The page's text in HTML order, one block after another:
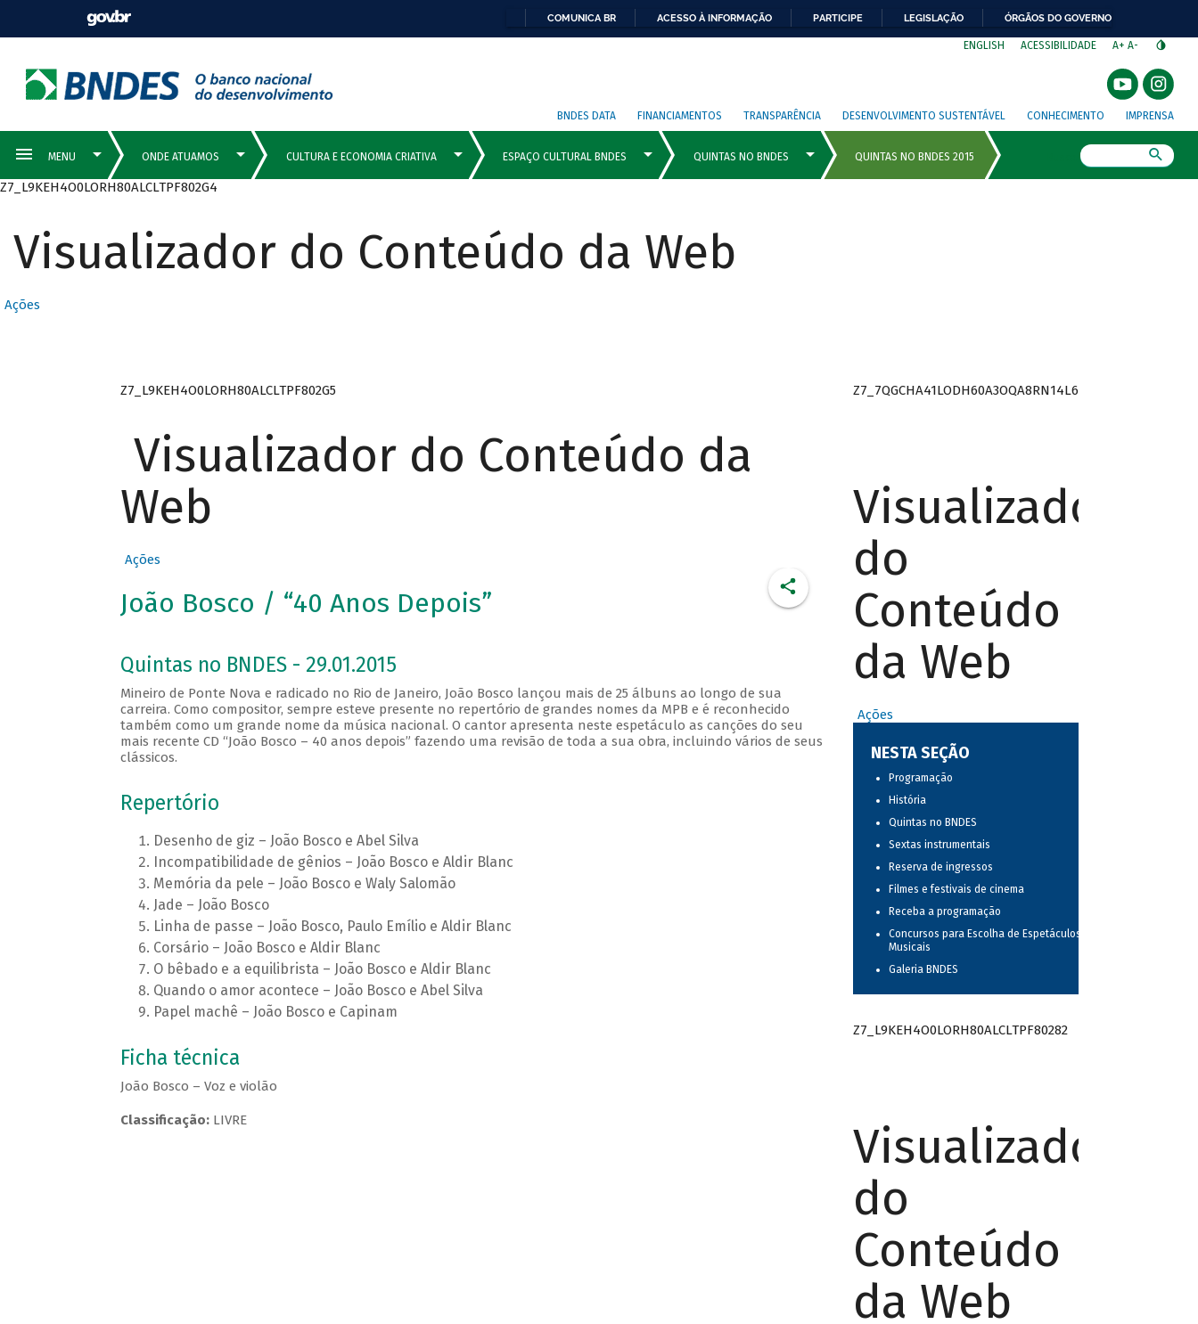
COMUNICA BR ACESSO À INFORMAÇÃO PARTICIPE LEGISLAÇÃO ÓRGÃOS DO GOVERNO
ENGLISH ACESSIBILIDADE A+ A-
BNDES DATA FINANCIAMENTOS TRANSPARÊNCIA DESENVOLVIMENTO SUSTENTÁVEL CONHECIMENTO IMPRENSA
Z7_L9KEH4O0LORH80ALCLTPF802G4
Visualizador do Conteúdo da Web
Ações
Z7_L9KEH4O0LORH80ALCLTPF802G5
Visualizador do Conteúdo da
Web
Ações
João Bosco / “40 Anos Depois”
Quintas no BNDES - 29.01.2015
Mineiro de Ponte Nova e radicado no Rio de Janeiro, João Bosco lançou mais de 25 álbuns ao longo de sua
carreira. Como compositor, sempre esteve presente no repertório de grandes nomes da MPB e é reconhecido
também como um grande nome da música nacional. O cantor apresenta neste espetáculo as canções do seu
mais recente CD “João Bosco – 40 anos depois” fazendo uma revisão de toda a sua obra, incluindo vários de seus
clássicos.
Repertório
Desenho de giz – João Bosco e Abel Silva
Incompatibilidade de gênios – João Bosco e Aldir Blanc
Memória da pele – João Bosco e Waly Salomão
Jade – João Bosco
Linha de passe – João Bosco, Paulo Emílio e Aldir Blanc
Corsário – João Bosco e Aldir Blanc
O bêbado e a equilibrista – João Bosco e Aldir Blanc
Quando o amor acontece – João Bosco e Abel Silva
Papel machê – João Bosco e Capinam
Ficha técnica
João Bosco – Voz e violão
Classificação:LIVRE
Z7_7QGCHA41LODH60A3OQA8RN14L6
Visualizador
do
Conteúdo
da Web
Ações
NESTA SEÇÃO
Programação
História
Quintas no BNDES
Sextas instrumentais
Reserva de ingressos
Filmes e festivais de cinema
Receba a programação
Concursos para Escolha de Espetáculos
Musicais
Galeria BNDES
Z7_L9KEH4O0LORH80ALCLTPF80282
Visualizador
do
Conteúdo
da Web